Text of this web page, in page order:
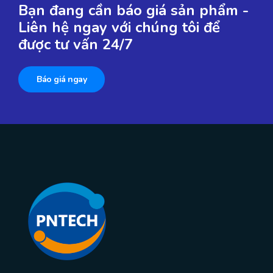
Bạn đang cần báo giá sản phẩm -
Liên hệ ngay với chúng tôi để
được tư vấn 24/7
Báo giá ngay